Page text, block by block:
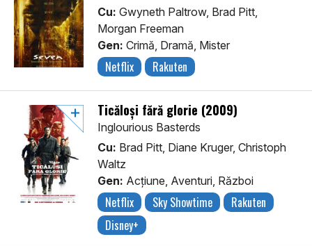
Cu: Gwyneth Paltrow, Brad Pitt,
Morgan Freeman
Gen: Crimă, Dramă, Mister
Netflix Rakuten
Ticăloși fără glorie (2009)
Inglourious Basterds
Cu: Brad Pitt, Diane Kruger, Christoph
Waltz
Gen: Acţiune, Aventuri, Război
Netflix Sky Showtime
Rakuten
Disney+